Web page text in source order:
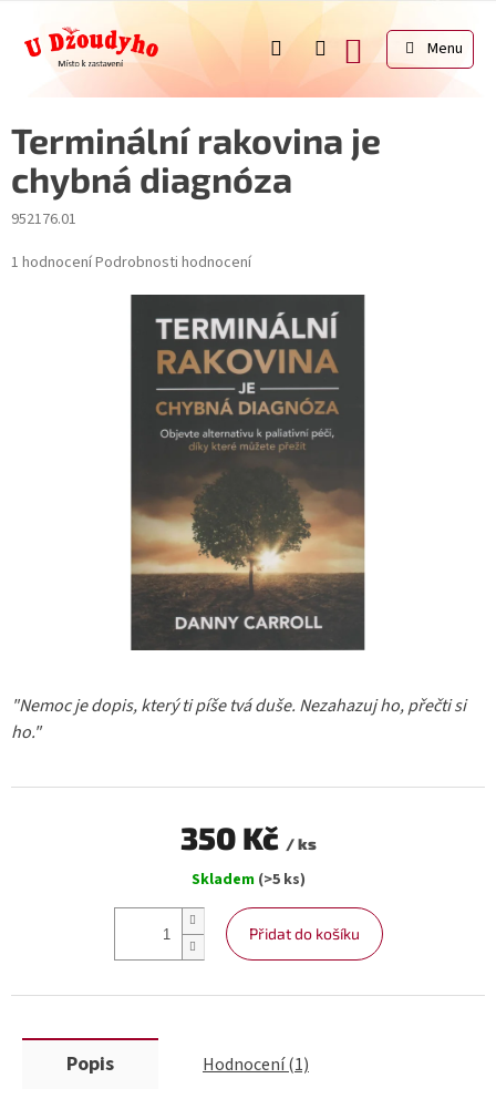
obsah
NÁKUPNÍ
KOŠÍK
Terminální rakovina je
chybná diagnóza
952176.01
Průměrné
1 hodnoceníPodrobnosti hodnocení
"Nemoc je dopis, který ti píše tvá duše. Nezahazuj ho, přečti si
ho."
350 Kč / ks
cena:
Skladem (>5 ks)
Přidat do košíku
Popis Hodnocení (1)